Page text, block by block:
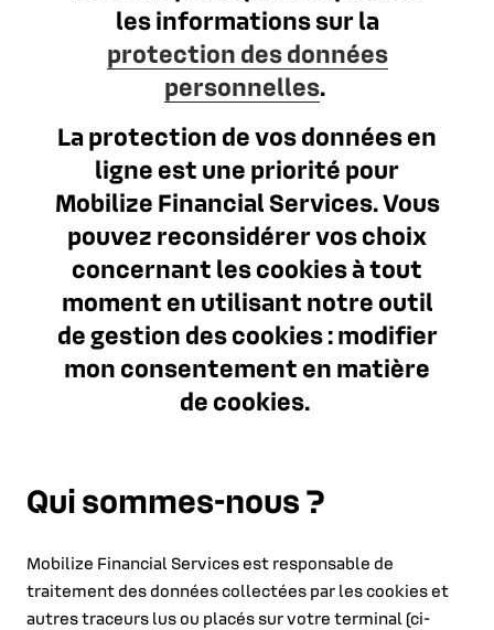
les informations sur la
protection des données
personnelles.
La protection de vos données en
ligne est une priorité pour
Mobilize Financial Services. Vous
pouvez reconsidérer vos choix
concernant les cookies à tout
moment en utilisant notre outil
de gestion des cookies : modifier
mon consentement en matière
de cookies.
Qui sommes-nous ?
Mobilize Financial Services est responsable de
traitement des données collectées par les cookies et
autres traceurs lus ou placés sur votre terminal (ci-